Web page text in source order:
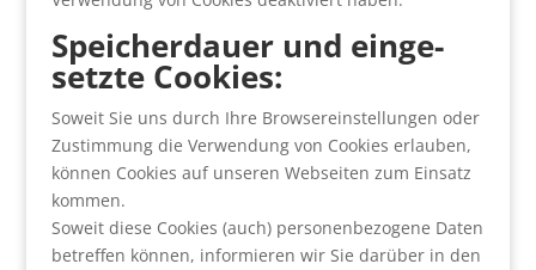
Spei­cher­dau­er und ein­ge­
setz­te Coo­kies:
Soweit Sie uns durch Ihre Brow­ser­ein­stel­lun­gen oder
Zustim­mung die Ver­wen­dung von Coo­kies erlau­ben,
kön­nen Coo­kies auf unse­ren Web­sei­ten zum Ein­satz
kom­men.
Soweit die­se Coo­kies (auch) per­so­nen­be­zo­ge­ne Daten
betref­fen kön­nen, infor­mie­ren wir Sie dar­über in den